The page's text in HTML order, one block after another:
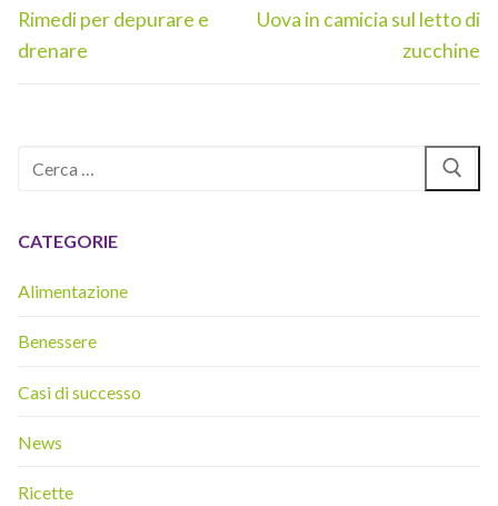
articoli
Articolo
precedente:
Rimedi per depurare e
drenare
Articolo
Uova in camicia sul letto di
zucchine
CATEGORIE
Alimentazione
Benessere
Casi di successo
News
Ricette